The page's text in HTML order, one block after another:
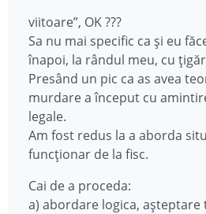
viitoare”, OK ???
Sa nu mai specific ca și eu
înapoi, la rândul meu, cu
Presând un pic ca as avea
murdare a început cu
legale.
Am fost redus la a aborda
funcționar de la fisc.
Cai de a proceda:
a) abordare logica, așteptare